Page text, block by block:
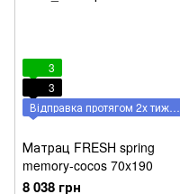
3
3
Відправка протягом 2х тижнів
Матрац FRESH spring
memory-cocos 70x190
8 038 грн